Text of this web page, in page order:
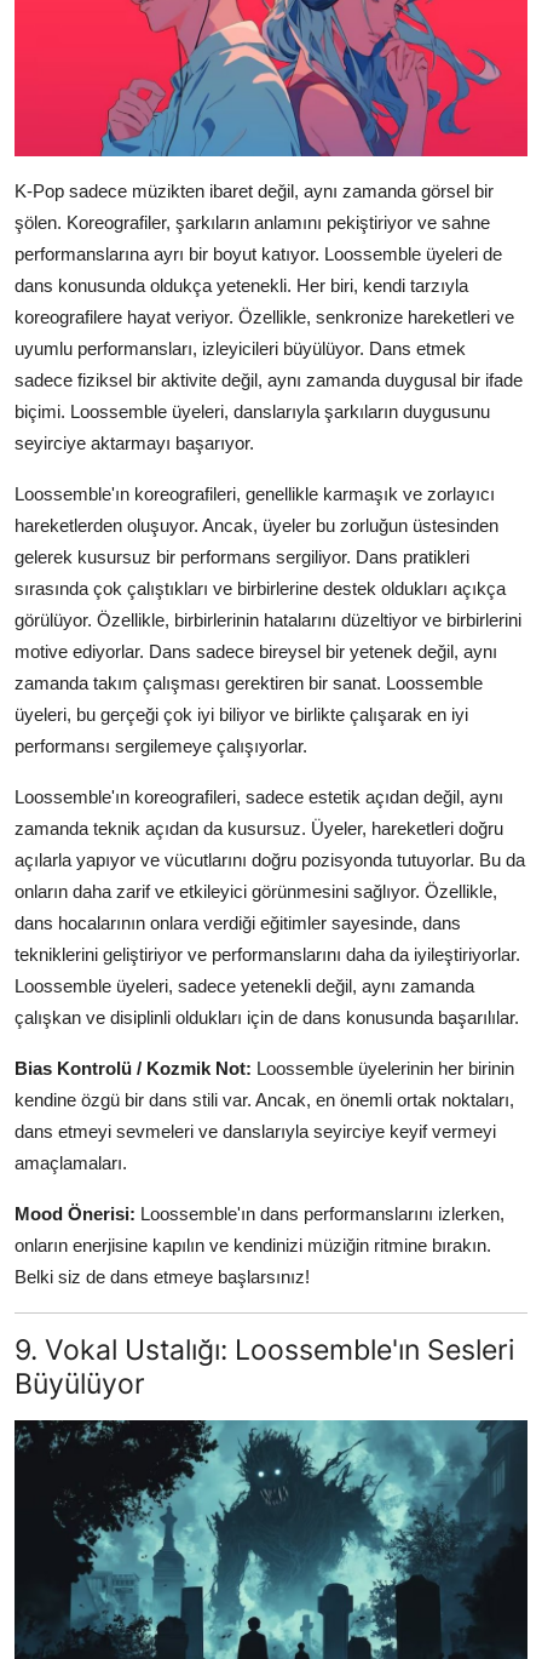
K-Pop sadece müzikten ibaret değil, aynı zamanda görsel bir
şölen. Koreografiler, şarkıların anlamını pekiştiriyor ve sahne
performanslarına ayrı bir boyut katıyor. Loossemble üyeleri de
dans konusunda oldukça yetenekli. Her biri, kendi tarzıyla
koreografilere hayat veriyor. Özellikle, senkronize hareketleri ve
uyumlu performansları, izleyicileri büyülüyor. Dans etmek
sadece fiziksel bir aktivite değil, aynı zamanda duygusal bir ifade
biçimi. Loossemble üyeleri, danslarıyla şarkıların duygusunu
seyirciye aktarmayı başarıyor.
Loossemble'ın koreografileri, genellikle karmaşık ve zorlayıcı
hareketlerden oluşuyor. Ancak, üyeler bu zorluğun üstesinden
gelerek kusursuz bir performans sergiliyor. Dans pratikleri
sırasında çok çalıştıkları ve birbirlerine destek oldukları açıkça
görülüyor. Özellikle, birbirlerinin hatalarını düzeltiyor ve birbirlerini
motive ediyorlar. Dans sadece bireysel bir yetenek değil, aynı
zamanda takım çalışması gerektiren bir sanat. Loossemble
üyeleri, bu gerçeği çok iyi biliyor ve birlikte çalışarak en iyi
performansı sergilemeye çalışıyorlar.
Loossemble'ın koreografileri, sadece estetik açıdan değil, aynı
zamanda teknik açıdan da kusursuz. Üyeler, hareketleri doğru
açılarla yapıyor ve vücutlarını doğru pozisyonda tutuyorlar. Bu da
onların daha zarif ve etkileyici görünmesini sağlıyor. Özellikle,
dans hocalarının onlara verdiği eğitimler sayesinde, dans
tekniklerini geliştiriyor ve performanslarını daha da iyileştiriyorlar.
Loossemble üyeleri, sadece yetenekli değil, aynı zamanda
çalışkan ve disiplinli oldukları için de dans konusunda başarılılar.
Bias Kontrolü / Kozmik Not: Loossemble üyelerinin her birinin
kendine özgü bir dans stili var. Ancak, en önemli ortak noktaları,
dans etmeyi sevmeleri ve danslarıyla seyirciye keyif vermeyi
amaçlamaları.
Mood Önerisi: Loossemble'ın dans performanslarını izlerken,
onların enerjisine kapılın ve kendinizi müziğin ritmine bırakın.
Belki siz de dans etmeye başlarsınız!
9. Vokal Ustalığı: Loossemble'ın Sesleri
Büyülüyor